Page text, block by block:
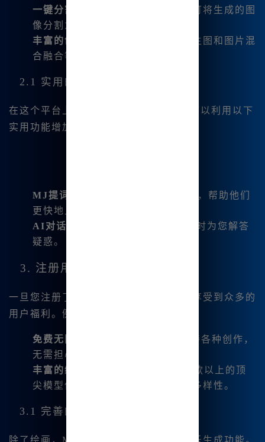
一键分割图片
：只需点击一下，便可将生成的图
像分割为四宫格，十分方便。
丰富的创作自由
：支持文生图、图生图和图片混
合融合等丰富的创作形式。
2.1 实用的工具与功能
在这个平台上，您不仅专注于绘画，还可以利用以下
实用功能增加您的创作灵感：
MJ提词器
：为新手提供友好的指导，帮助他们
更快地上手。
AI对话
：内置免费AI对话助手，随时为您解答
疑惑。
3. 注册用户的特权
一旦您注册了Midjourney中文版，您将享受到众多的
用户福利。例如：
免费无限使用GPT-4O增强版
：支持各种创作，
无需担心时间限制。
丰富的绘图模型
：已经集成多达10款以上的顶
尖模型供您使用，让您的创作更具多样性。
3.1 完善的音乐生成功能
除了绘画，Midjourney中文版还支持音乐生成功能。